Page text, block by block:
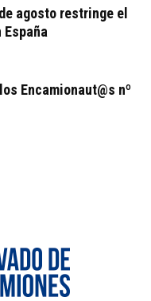
agosto restringe el
Encamionaut@s nº